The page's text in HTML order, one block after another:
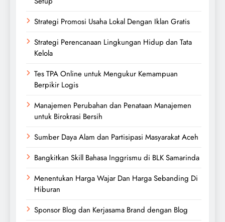
Strategi Promosi Usaha Lokal Dengan Iklan Gratis
Strategi Perencanaan Lingkungan Hidup dan Tata
Kelola
Tes TPA Online untuk Mengukur Kemampuan
Berpikir Logis
Manajemen Perubahan dan Penataan Manajemen
untuk Birokrasi Bersih
Sumber Daya Alam dan Partisipasi Masyarakat Aceh
Bangkitkan Skill Bahasa Inggrismu di BLK Samarinda
Menentukan Harga Wajar Dan Harga Sebanding Di
Hiburan
Sponsor Blog dan Kerjasama Brand dengan Blog